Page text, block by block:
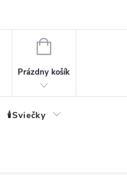
NÁKUPNÝ
Prázdny košík
🕯️Sviečky